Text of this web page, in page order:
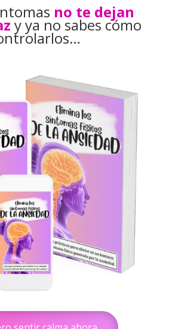
no te dejan
y ya no sabes cómo